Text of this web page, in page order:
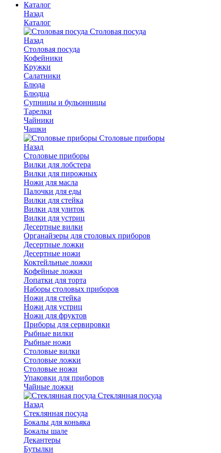
Каталог
Назад
Каталог
Столовая посуда
Назад
Столовая посуда
Кофейники
Кружки
Салатники
Блюда
Блюдца
Супницы и бульонницы
Тарелки
Чайники
Чашки
Cтоловые приборы
Назад
Cтоловые приборы
Вилки для лобстера
Вилки для пирожных
Ножи для масла
Палочки для еды
Вилки для стейка
Вилки для улиток
Вилки для устриц
Десертные вилки
Органайзеры для столовых приборов
Десертные ложки
Десертные ножи
Коктейльные ложки
Кофейные ложки
Лопатки для торта
Наборы столовых приборов
Ножи для стейка
Ножи для устриц
Ножи для фруктов
Приборы для сервировки
Рыбные вилки
Рыбные ножи
Столовые вилки
Столовые ложки
Столовые ножи
Упаковки для приборов
Чайные ложки
Стеклянная посуда
Назад
Стеклянная посуда
Бокалы для коньяка
Бокалы шале
Декантеры
Бутылки